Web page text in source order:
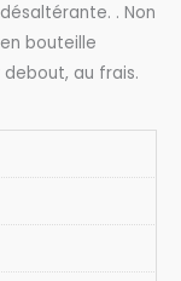
. Non
bouteille
au frais.